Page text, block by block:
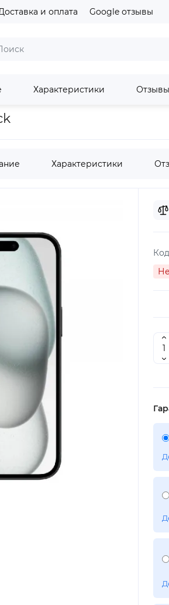
и оплата Google отзывы
Характеристики Отзывы
Характеристики